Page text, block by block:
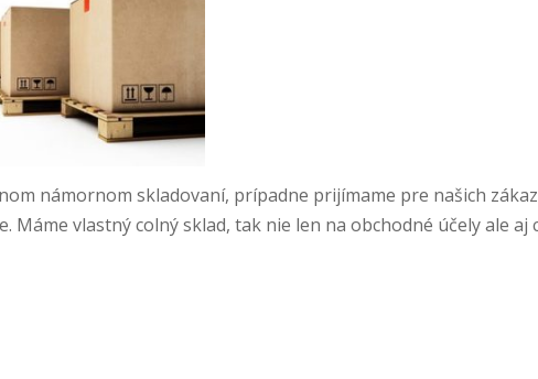
námornom skladovaní, prípadne prijímame pre našich
Máme vlastný colný sklad, tak nie len na obchodné účely ale